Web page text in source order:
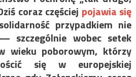
coraz częściej pojawia się
przypadkiem nie
szczególnie wobec setek
wieku poborowym, którzy
się w europejskiej